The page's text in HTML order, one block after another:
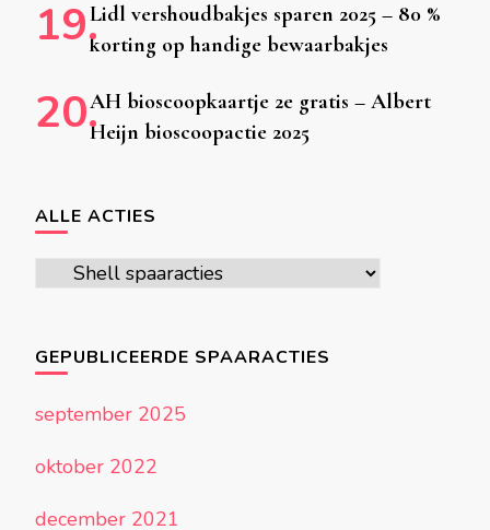
Lidl vershoudbakjes sparen 2025 – 80 %
korting op handige bewaarbakjes
AH bioscoopkaartje 2e gratis – Albert
Heijn bioscoopactie 2025
ALLE ACTIES
GEPUBLICEERDE SPAARACTIES
september 2025
oktober 2022
december 2021